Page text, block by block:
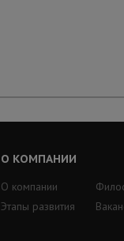
О КОМПАНИИ
О компании
Этапы развития